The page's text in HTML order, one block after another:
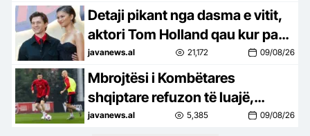
paraleleve, e gabuar!
Detaji pikant nga dasma e vitit,
aktori Tom Holland qau kur pa
Zendaya-n me fustan nusërie
gjatë ceremonisë sekrete!
javanews.al 21,172 09/08/26
Mbrojtësi i Kombëtares
shqiptare refuzon të luajë,
trajneri merr vendimin drastik!
javanews.al 5,385 09/08/26